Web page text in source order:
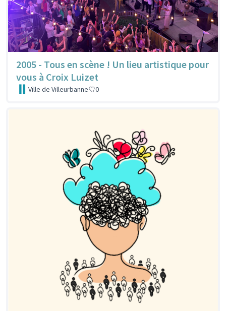
2005 - Tous en scène ! Un lieu artistique pour
vous à Croix Luizet
Ville de Villeurbanne 0